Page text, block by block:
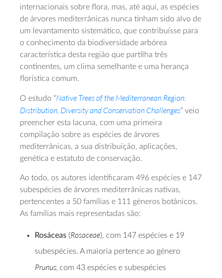
internacionais sobre flora, mas, até aqui, as espécies
de árvores mediterrânicas nunca tinham sido alvo de
um levantamento sistemático, que contribuísse para
o conhecimento da biodiversidade arbórea
característica desta região que partilha três
continentes, um clima semelhante e uma herança
florística comum.
O estudo “Native Trees of the Mediterranean Region:
Distribution, Diversity and Conservation Challenges” veio
preencher esta lacuna, com uma primeira
compilação sobre as espécies de árvores
mediterrânicas, a sua distribuição, aplicações,
genética e estatuto de conservação.
Ao todo, os autores identificaram 496 espécies e 147
subespécies de árvores mediterrânicas nativas,
pertencentes a 50 famílias e 111 géneros botânicos.
As famílias mais representadas são:
Rosáceas (Rosaceae), com 147 espécies e 19
subespécies. A maioria pertence ao género
Prunus, com 43 espécies e subespécies